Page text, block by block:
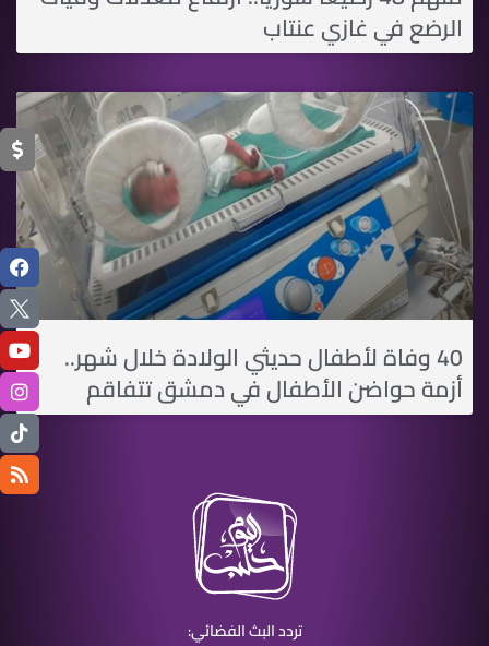
الرضع في غازي عنتاب
40 وفاة لأطفال حديثي الولادة خلال شهر..
أزمة حواضن الأطفال في دمشق تتفاقم
تردد البث الفضائي: